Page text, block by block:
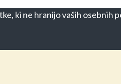
ki ne hranijo vaših